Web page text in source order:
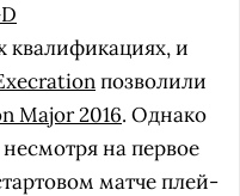
квалификациях, и
позволили
Major 2016. Однако
на первое
матче плей-